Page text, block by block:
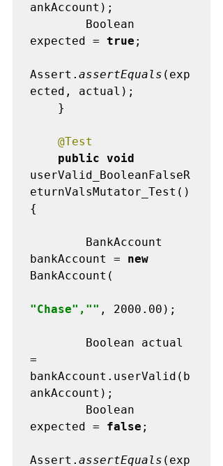
ankAccount);
expected = true ;
Assert. assertEquals (exp
ected, actual);
@Test
userValid_BooleanFalseR
eturnValsMutator_Test()
{
bankAccount =
BankAccount(
"Chase","" , 2000.00);
=
bankAccount.userValid(b
ankAccount);
expected = false ;
Assert. assertEquals (exp